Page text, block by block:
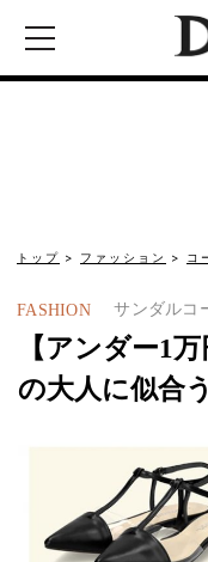
トップ ファッション コ
FASHION サンダルコ
【アンダー1
の大人に似合